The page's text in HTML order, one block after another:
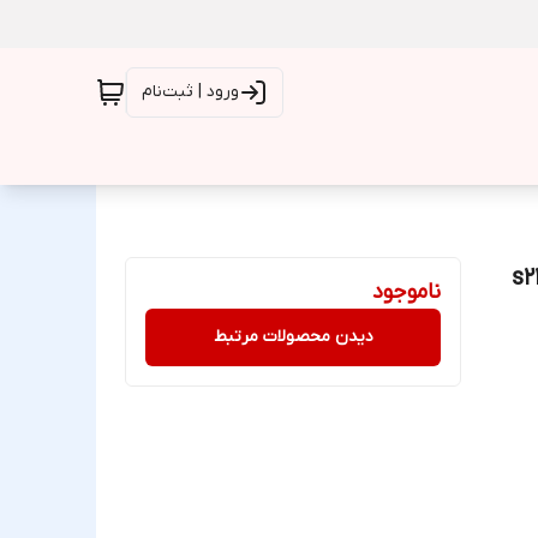
ورود | ثبت‌نام
ناموجود
دیدن محصولات مرتبط